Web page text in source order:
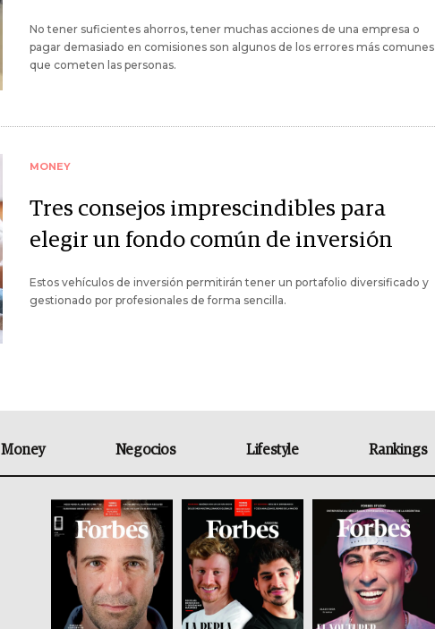
No tener suficientes ahorros, tener muchas acciones de una empresa o
pagar demasiado en comisiones son algunos de los errores más comunes
que cometen las personas.
MONEY
Tres consejos imprescindibles para
elegir un fondo común de inversión
Estos vehículos de inversión permitirán tener un portafolio diversificado y
gestionado por profesionales de forma sencilla.
Money Negocios Lifestyle Rankings